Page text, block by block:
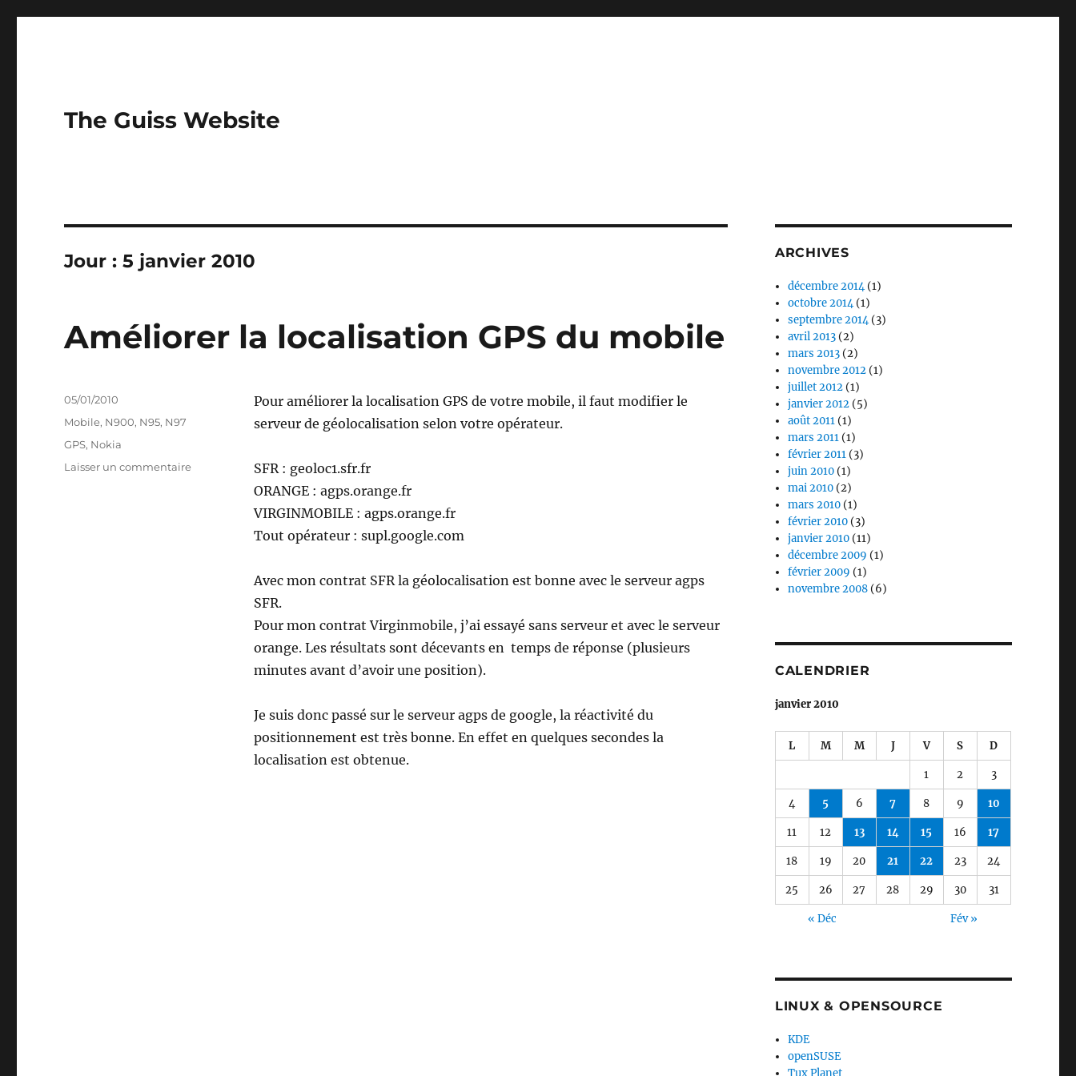
The Guiss Website
Jour :5 janvier 2010
Améliorer la localisation GPS du mobile
Pour améliorer la localisation GPS de votre mobile, il faut modifier le
serveur de géolocalisation selon votre opérateur.
SFR : geoloc1.sfr.fr
ORANGE : agps.orange.fr
VIRGINMOBILE : agps.orange.fr
Tout opérateur : supl.google.com
Avec mon contrat SFR la géolocalisation est bonne avec le serveur agps
SFR.
Pour mon contrat Virginmobile, j’ai essayé sans serveur et avec le serveur
orange. Les résultats sont décevants en temps de réponse (plusieurs
minutes avant d’avoir une position).
Je suis donc passé sur le serveur agps de google, la réactivité du
positionnement est très bonne. En effet en quelques secondes la
localisation est obtenue.
Publié
05/01/2010
Catégories
Mobile, N900, N95, N97
Étiquettes
GPS, Nokia
Laisser un commentairesur
ARCHIVES
décembre 2014(1)
octobre 2014(1)
septembre 2014(3)
avril 2013 (2)
mars 2013 (2)
novembre 2012 (1)
juillet 2012 (1)
janvier 2012 (5)
août 2011 (1)
mars 2011 (1)
février 2011 (3)
juin 2010 (1)
mai 2010 (2)
mars 2010 (1)
février 2010 (3)
janvier 2010 (11)
décembre 2009 (1)
février 2009 (1)
novembre 2008 (6)
CALENDRIER
janvier 2010
L M M J V S D
1 2 3
4 5 6 7 8 9 10
11 12 13 14 15 16 17
18 19 20 21 22 23 24
25 26 27 28 29 30 31
« Déc Fév »
LINUX & OPENSOURCE
KDE
openSUSE
Tux Planet